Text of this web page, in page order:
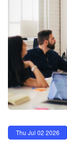
Thu Jul 02 2026